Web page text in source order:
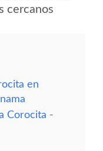
cercanos
en
Corocita -